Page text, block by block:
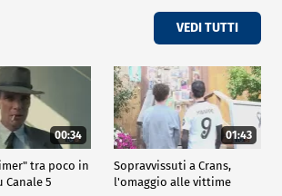
VEDI TUTTI
00:34
tra poco in
Canale 5
01:43
Sopravvissuti a Crans,
l'omaggio alle vittime